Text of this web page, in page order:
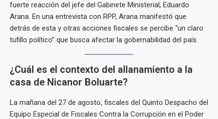
fuerte reacción del jefe del Gabinete Ministerial, Eduardo
Arana. En una entrevista con RPP, Arana manifestó que
detrás de esta y otras acciones fiscales se percibe “un claro
tufillo político” que busca afectar la gobernabilidad del país.
¿Cuál es el contexto del allanamiento a la
casa de Nicanor Boluarte?
La mañana del 27 de agosto, fiscales del Quinto Despacho del
Equipo Especial de Fiscales Contra la Corrupción en el Poder